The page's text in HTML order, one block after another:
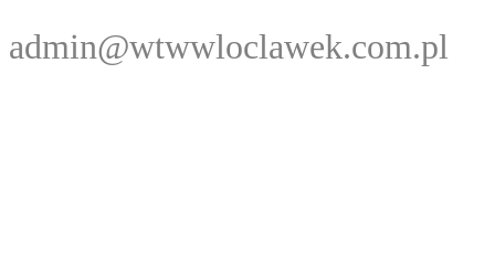
admin@wtwwloclawek.com.pl